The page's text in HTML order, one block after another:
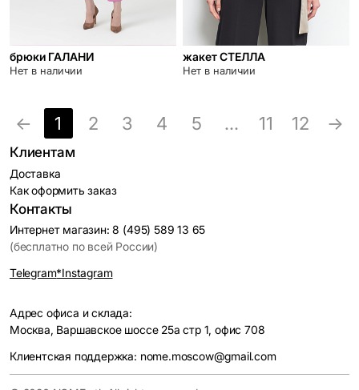
брюки ГАЛАНИ
Нет в наличии
жакет СТЕЛЛА
Нет в наличии
← 1 2 3 4 5 ... 11 12 →
Клиентам
Доставка
Как оформить заказ
Контакты
Интернет магазин: 8 (495) 589 13 65
(бесплатно по всей России)
Telegram*Instagram
Адрес офиса и склада:
Москва, Варшавское шоссе 25а стр 1, офис 708
Клиентская поддержка: nome.moscow@gmail.com